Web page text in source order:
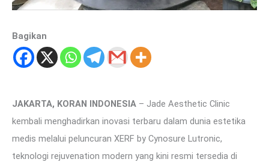
Bagikan
JAKARTA, KORAN INDONESIA – Jade Aesthetic Clinic
kembali menghadirkan inovasi terbaru dalam dunia estetika
medis melalui peluncuran XERF by Cynosure Lutronic,
teknologi rejuvenation modern yang kini resmi tersedia di